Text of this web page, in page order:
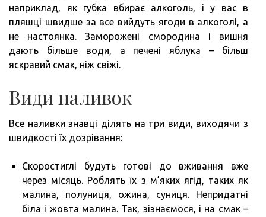
наприклад, як губка вбирає алкоголь, і у вас в
пляшці швидше за все вийдуть ягоди в алкоголі, а
не настоянка. Заморожені смородина і вишня
дають більше води, а печені яблука – більш
яскравий смак, ніж свіжі.
Види наливок
Все наливки знавці ділять на три види, виходячи з
швидкості їх дозрівання:
Скоростиглі будуть готові до вживання вже
через місяць. Роблять їх з м’яких ягід, таких як
малина, полуниця, ожина, суниця. Непридатні
біла і жовта малина. Так, зізнаємося, і на смак –